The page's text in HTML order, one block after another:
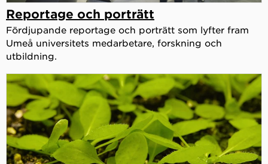
Reportage och porträtt
Fördjupande reportage och porträtt som lyfter fram
Umeå universitets medarbetare, forskning och
utbildning.